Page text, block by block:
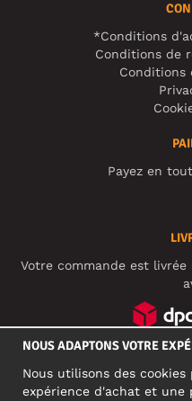
*Conditions
Conditions de
Conditions
Payez en
Votre commande est
NOUS ADAPTONS VOTRE
Nous utilisons des
expérience d'achat et une